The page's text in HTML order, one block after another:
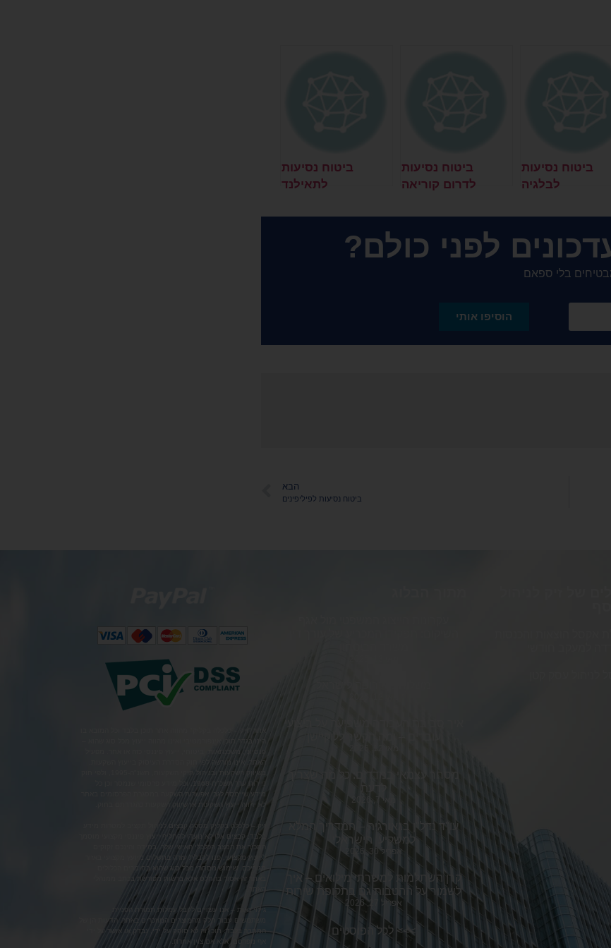
ביטוח נסיעות
לבלגיה
ביטוח נסיעות
לדרום קוריאה
ביטוח נסיעות
לתאילנד
לפני כולם?
בלי ספאם
הוסיפו אותי
הבא
ביטוח נסיעות לפיליפינים
עו"ד נדל"ן בגאורגיה – המדריך המלא
למשקיע הישראלי
אפריל 30, 2026
קרן השתלמות למשרתי מילואים – איך
לשמור על ההטבות גם בתקופת שירות
אפריל 27, 2026
>>> לכל הפוסטים
האתר, אינו מורשה לפי חוק הסדרת העיסוק בייעוץ השקעות,
מידע שיימסר לגבי אפשרות השקעה במסגרת הפרסומים באתר
לא יהווה ייעוץ השקעות או שיווק השקעות כהגדרתם בחוק.
זיק – כלכלה בקליק מספק קבצים לניהול תקציב למטרות מידע
בלבד, קבצים אלו לא נועדו להחליף ייעוץ פיננסי מקצועי מוסמך
המכיר את המצב הכלכלי האישי שלך. במידה והינכם זקוקים
לייעוץ מקצועי, פנו לקבלת עזרה בתשלום מיועץ מקצועי באזור
מגוריכם. שימוש מסחרי מכל סוג שהוא בחומרים הכלולים
באתר זה אסור בהחלט אלא ברשות מפורשת בכתב ממנהלי
האתר.
גילוי נאות – אנו עשויים לקבל עמלות תמורת הפניית
משתמשים עבור חלק מהמוצרים המוזכרים באתר. הדעות הן של
המחבר בלבד. תוכן זה לא סופק על ידי, נבדק או אושר על ידי
אף מפרסם, אלא אם צוין אחרת.